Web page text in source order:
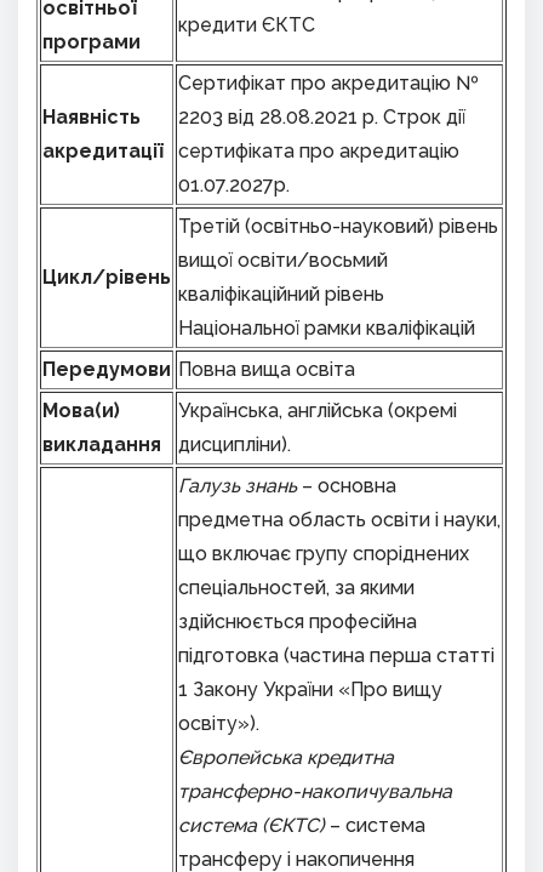
освітньої
програми
кредити ЄКТС
Наявність
акредитації
Сертифікат про акредитацію №
2203 від 28.08.2021 р. Строк дії
сертифіката про акредитацію
01.07.2027р.
Цикл/рівень
Третій (освітньо-науковий) рівень
вищої освіти/восьмий
кваліфікаційний рівень
Національної рамки кваліфікацій
Передумови Повна вища освіта
Мова(и)
викладання
Українська, англійська (окремі
дисципліни).
Галузь знань – основна
предметна область освіти і науки,
що включає групу споріднених
спеціальностей, за якими
здійснюється професійна
підготовка (частина перша статті
1 Закону України «Про вищу
освіту»).
Європейська кредитна
трансферно-накопичувальна
система (ЄКТС) – система
трансферу і накопичення